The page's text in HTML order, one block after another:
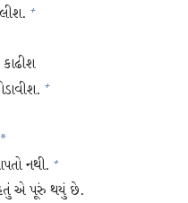
+
+
*
નથી. +
એ પૂરું થયું છે.